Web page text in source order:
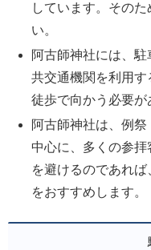
しています。その
い。
阿古師神社には、
共交通機関を利用
徒歩で向かう必要が
阿古師神社は、例
中心に、多くの参
を避けるのであれ
をおすすめします。